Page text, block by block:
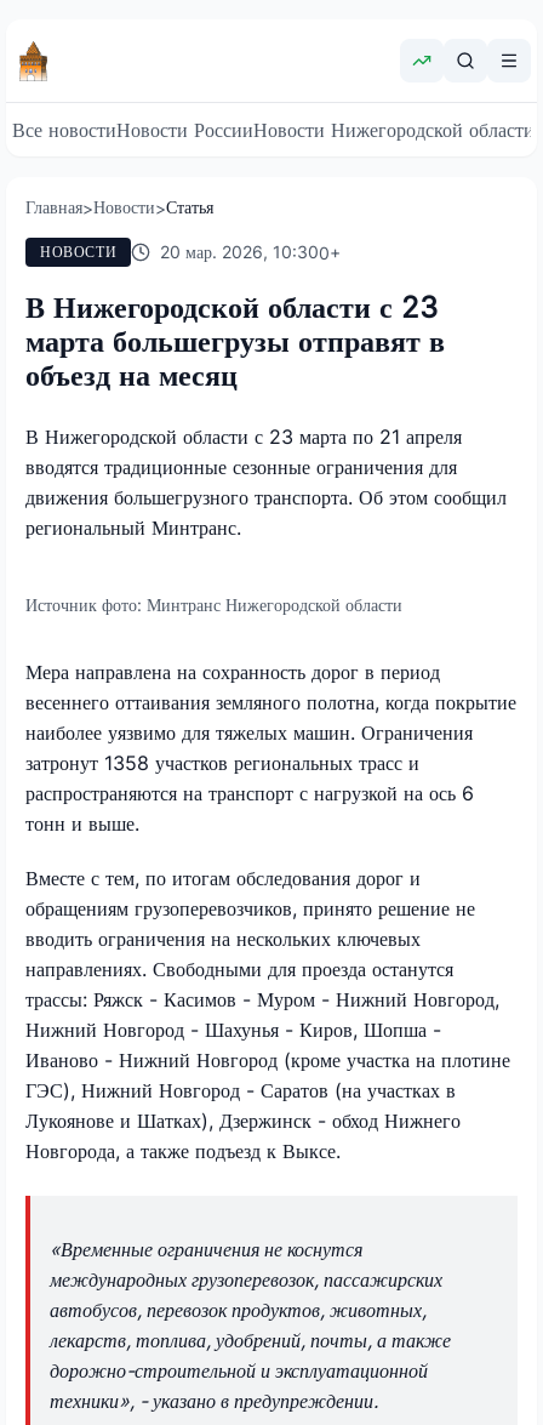
Все новостиНовости РоссииНовости Нижегородской области
Главная>Новости>Статья
НОВОСТИ 20 мар. 2026, 10:300+
В Нижегородской области с 23
марта большегрузы отправят в
объезд на месяц
В Нижегородской области с 23 марта по 21 апреля
вводятся традиционные сезонные ограничения для
движения большегрузного транспорта. Об этом сообщил
региональный Минтранс.
Источник фото: Минтранс Нижегородской области
Мера направлена на сохранность дорог в период
весеннего оттаивания земляного полотна, когда покрытие
наиболее уязвимо для тяжелых машин. Ограничения
затронут 1358 участков региональных трасс и
распространяются на транспорт с нагрузкой на ось 6
тонн и выше.
Вместе с тем, по итогам обследования дорог и
обращениям грузоперевозчиков, принято решение не
вводить ограничения на нескольких ключевых
направлениях. Свободными для проезда останутся
трассы: Ряжск - Касимов - Муром - Нижний Новгород,
Нижний Новгород - Шахунья - Киров, Шопша -
Иваново - Нижний Новгород (кроме участка на плотине
ГЭС), Нижний Новгород - Саратов (на участках в
Лукоянове и Шатках), Дзержинск - обход Нижнего
Новгорода, а также подъезд к Выксе.
«Временные ограничения не коснутся
международных грузоперевозок, пассажирских
автобусов, перевозок продуктов, животных,
лекарств, топлива, удобрений, почты, а также
дорожно-строительной и эксплуатационной
техники», - указано в предупреждении.